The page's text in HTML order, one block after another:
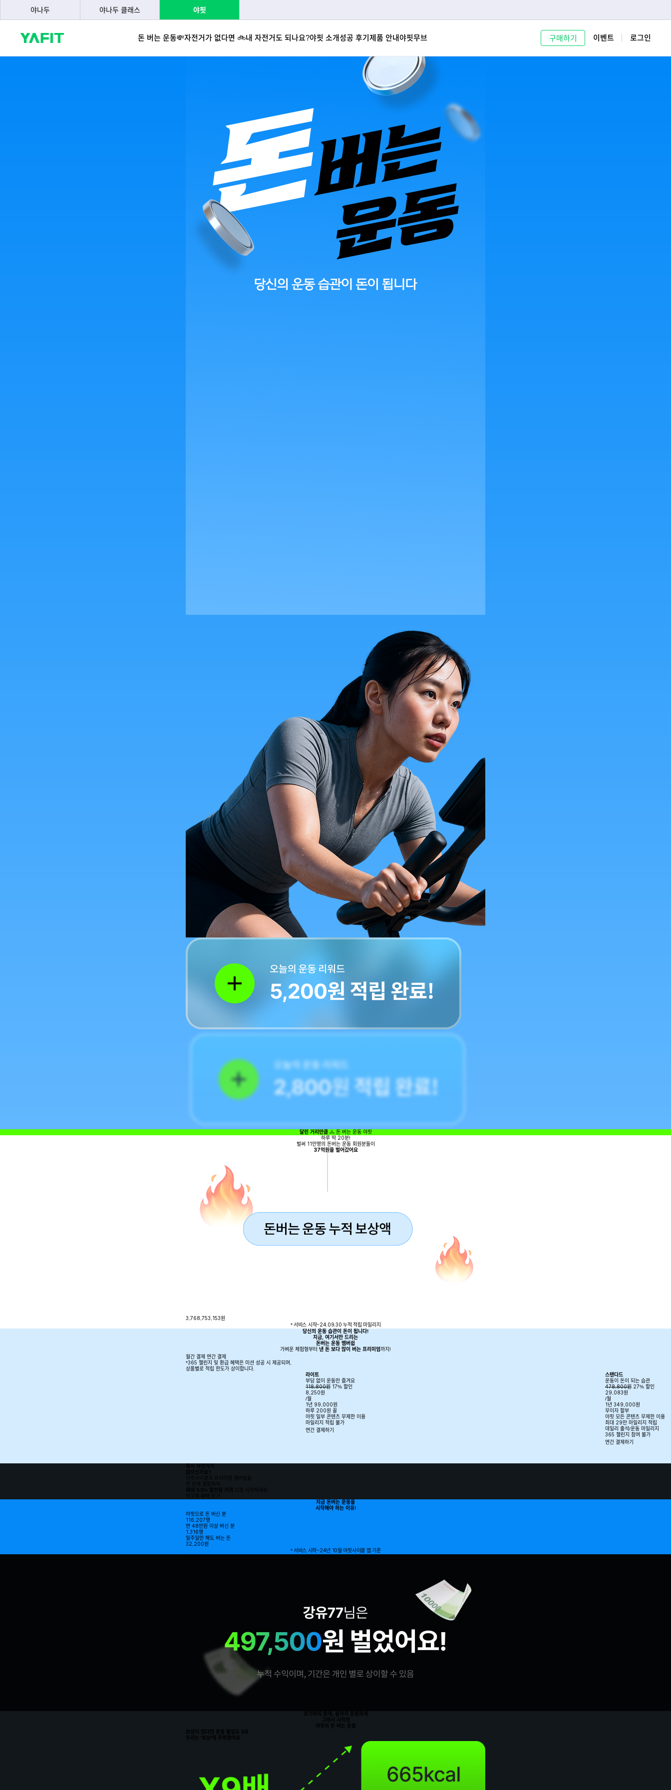
야나두 야나두 클래스 야핏
돈 버는 운동💸자전거가 없다면 🚲내 자전거도 되나요?야핏 소개성공 후기 제품 안내야핏무브 구매하기 이벤트
로그인
달린 거리만큼🚴 돈 버는 운동 야핏
하루 딱 20분!
벌써 11만명의 돈버는 운동 회원분들이
37억원을 벌어갔어요
3,768,753,153원
* 서비스 시작~24.09.30 누적 적립 마일리지
당신의 운동 습관이 돈이 됩니다!
지금, 여기서만 드리는
돈버는 운동 멤버쉽
가벼운 체험형부터 낸 돈 보다 많이 버는 프리미엄까지!
월간 결제 연간 결제
*365 챌린지 및 환급 혜택은 미션 성공 시 제공되며,
상품별로 적립 한도가 상이합니다.
라이트
부담 없이 운동만 즐겨요
118,800원 17% 할인
8,250원
/월
1년 99,000원
하루 200원 꼴
야핏 일부 콘텐츠 무제한 이용
마일리지 적립 불가
연간 결제하기
스탠다드
운동이 돈이 되는 습관
478,800원 27% 할인
29,083원
/월
1년 349,000원
무이자 할부
야핏 모든 콘텐츠 무제한 이용
최대 29만 마일리지 적립
데일리 출석/운동 마일리지
365 챌린지 참여 불가
연간 결제하기
혹시 자전거가
없으신가요?
야핏사이클과 프리미엄 멤버쉽을
한 번에 결합하여
최대 53% 할인된 가격
으로 시작하세요
첫구매 혜택 받기
지금 돈버는 운동을
시작해야 하는 이유!
야핏으로 돈 버신 분
116,207명
연 48만원 이상 버신 분
1,316명
일주일만 해도 버는 돈
32,200원
* 서비스 시작~24년 10월 야핏사이클 앱 기준
포기하지 않게, 끝까지 운동하게
그래서 시작된
야핏의
돈 버는 운동
보상이 있다면 운동 몰입도 X9
우리는 '보상'에 주목했어요